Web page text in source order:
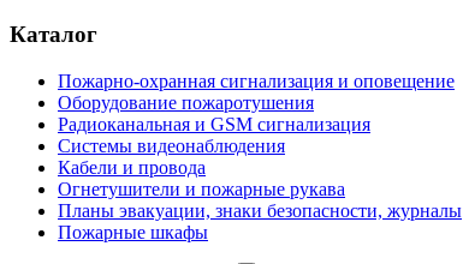
Каталог
Пожарно-охранная сигнализация и оповещение
Оборудование пожаротушения
Радиоканальная и GSM сигнализация
Системы видеонаблюдения
Кабели и провода
Огнетушители и пожарные рукава
Планы эвакуации, знаки безопасности, журналы
Пожарные шкафы